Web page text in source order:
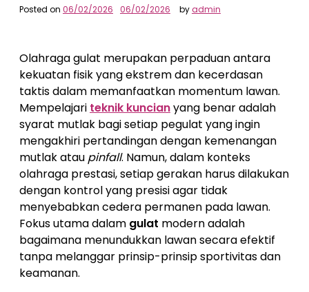
Posted on 06/02/2026 06/02/2026 byadmin
Olahraga gulat merupakan perpaduan antara
kekuatan fisik yang ekstrem dan kecerdasan
taktis dalam memanfaatkan momentum lawan.
Mempelajari teknik kuncianyang benar adalah
syarat mutlak bagi setiap pegulat yang ingin
mengakhiri pertandingan dengan kemenangan
mutlak atau pinfall. Namun, dalam konteks
olahraga prestasi, setiap gerakan harus dilakukan
dengan kontrol yang presisi agar tidak
menyebabkan cedera permanen pada lawan.
Fokus utama dalam gulat modern adalah
bagaimana menundukkan lawan secara efektif
tanpa melanggar prinsip-prinsip sportivitas dan
keamanan.